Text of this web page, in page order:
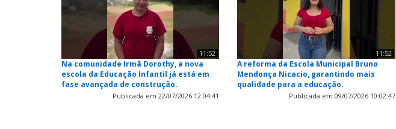
11:52
Na comunidade Irmã Dorothy, a nova
escola da Educação Infantil já está em
fase avançada de construção.
Publicada em 22/07/2026 12:04:41
11:52
A reforma da Escola Municipal Bruno
Mendonça Nicacio, garantindo mais
qualidade para a educação.
Publicada em 09/07/2026 10:02:47